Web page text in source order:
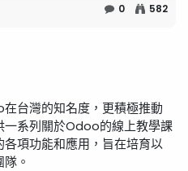
0 582
台灣的知名度，更積極推動
一系列關於Odoo的線上教學課
項功能和應用，旨在培育以
。